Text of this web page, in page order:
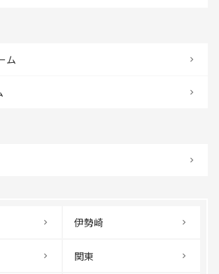
ム
伊勢崎
関東